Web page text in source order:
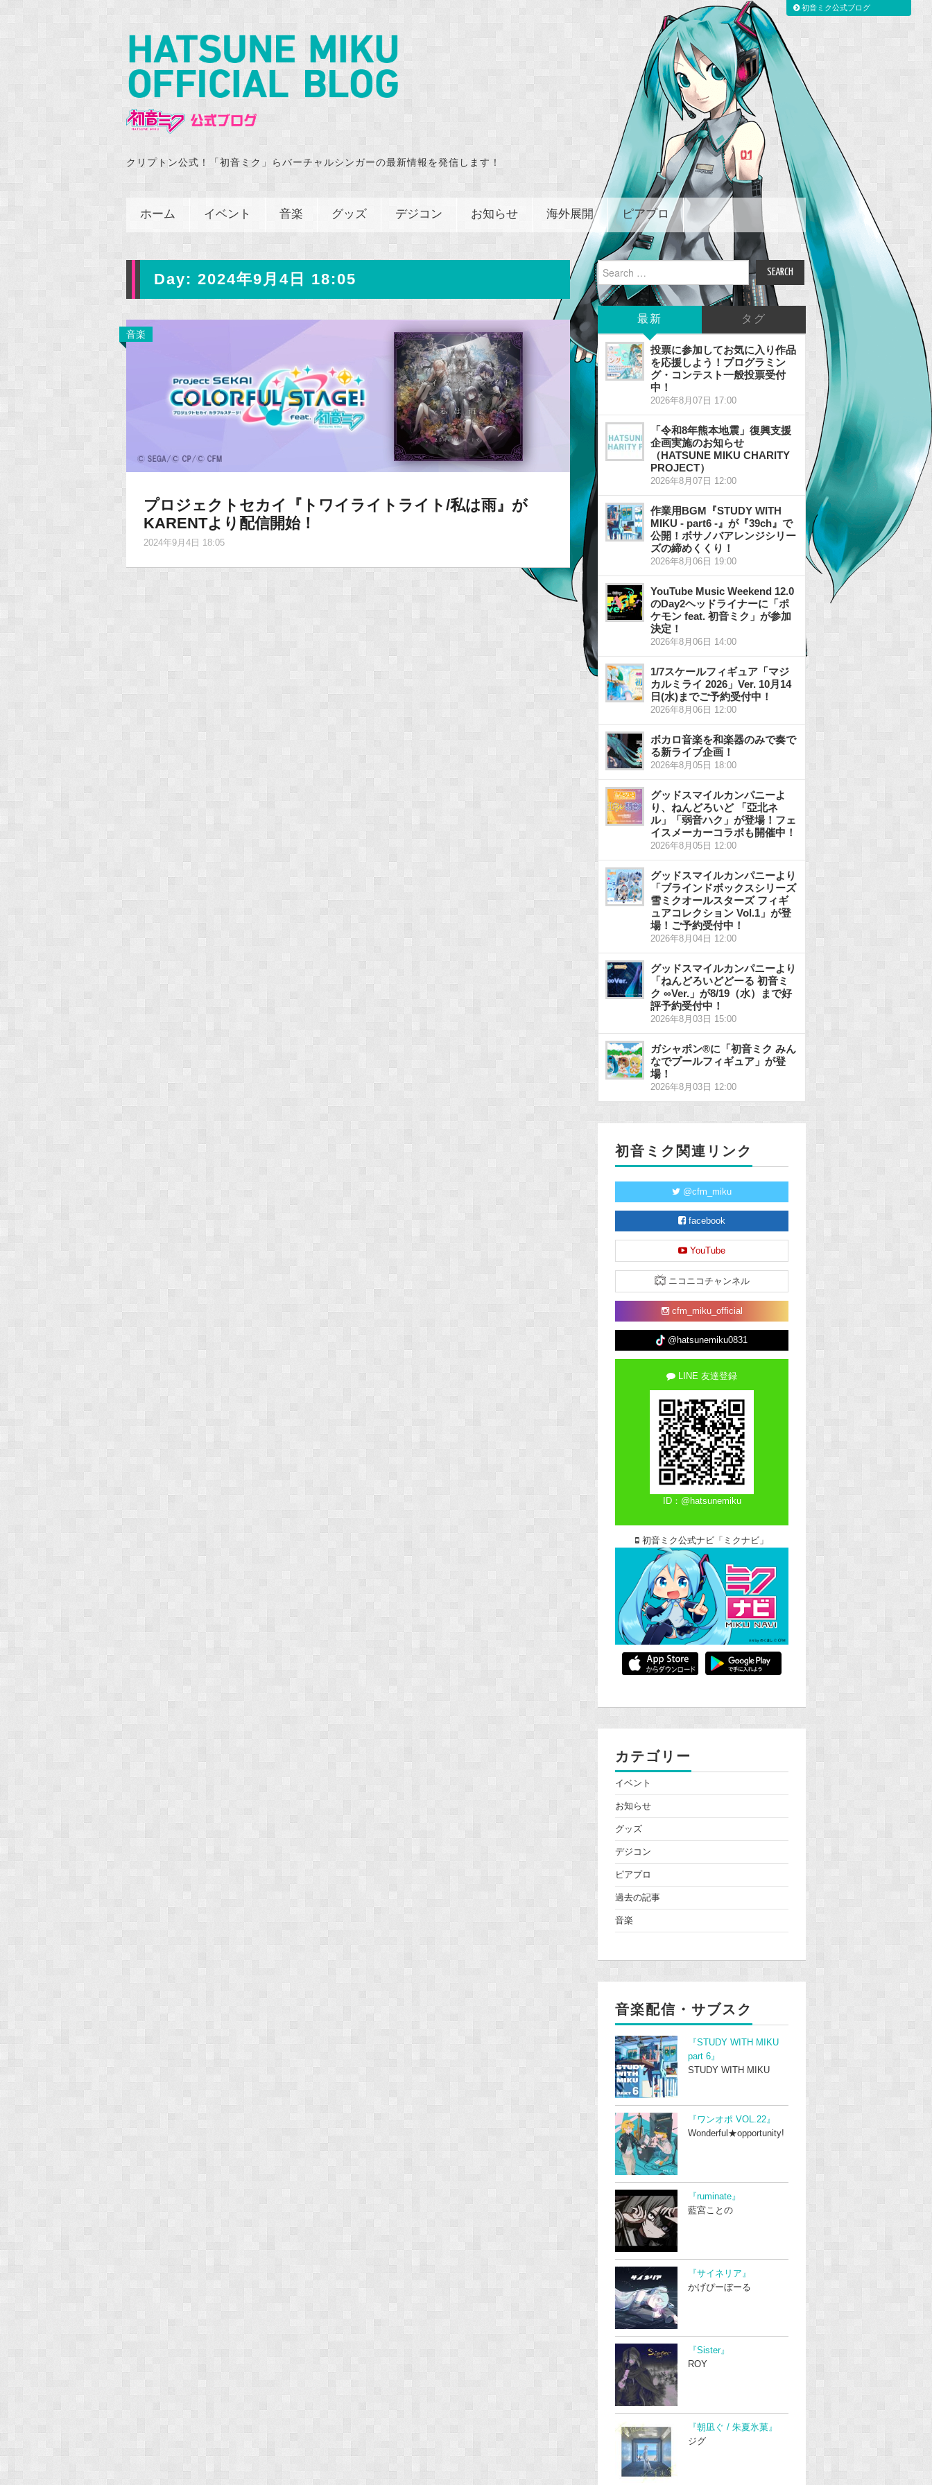
クリプトン公式！「初音ミク」らバーチャルシンガーの最新情報を発信します！
ホーム イベント 音楽 グッズ デジコン お知らせ 海外展開 ピアプロ
Day: 2024年9月4日 18:05
音楽
プロジェクトセカイ『トワイライトライト/私は雨』が
KARENTより配信開始！
2024年9月4日 18:05
Search
for:
最新 タグ
投票に参加してお気に入り作品
を応援しよう！プログラミン
グ・コンテスト一般投票受付
中！
2026年8月07日 17:00
「令和8年熊本地震」復興支援
企画実施のお知らせ
（HATSUNE MIKU CHARITY
PROJECT）
2026年8月07日 12:00
作業用BGM『STUDY WITH
MIKU - part6 -』が『39ch』で
公開！ボサノバアレンジシリー
ズの締めくくり！
2026年8月06日 19:00
YouTube Music Weekend 12.0
のDay2ヘッドライナーに「ポ
ケモン feat. 初音ミク」が参加
決定！
2026年8月06日 14:00
1/7スケールフィギュア「マジ
カルミライ 2026」Ver. 10月14
日(水)までご予約受付中！
2026年8月06日 12:00
ボカロ音楽を和楽器のみで奏で
る新ライブ企画！
2026年8月05日 18:00
グッドスマイルカンパニーよ
り、ねんどろいど 「亞北ネ
ル」「弱音ハク」が登場！フェ
イスメーカーコラボも開催中！
2026年8月05日 12:00
グッドスマイルカンパニーより
「ブラインドボックスシリーズ
雪ミクオールスターズ フィギ
ュアコレクション Vol.1」が登
場！ご予約受付中！
2026年8月04日 12:00
グッドスマイルカンパニーより
「ねんどろいどどーる 初音ミ
ク ∞Ver.」が8/19（水）まで好
評予約受付中！
2026年8月03日 15:00
ガシャポン®に「初音ミク みん
なでプールフィギュア」が登
場！
2026年8月03日 12:00
初音ミク関連リンク
@cfm_miku
facebook
YouTube
ニコニコチャンネル
cfm_miku_official
@hatsunemiku0831
LINE 友達登録
ID：@hatsunemiku
初音ミク公式ナビ「ミクナビ」
カテゴリー
イベント
お知らせ
グッズ
デジコン
ピアプロ
過去の記事
音楽
音楽配信・サブスク
『STUDY WITH MIKU
part 6』
STUDY WITH MIKU
『ワンオポ VOL.22』
Wonderful★opportunity!
『ruminate』
藍宮ことの
『サイネリア』
かげぴーぼーる
『Sister』
ROY
『朝凪ぐ / 朱夏氷菓』
ジグ
初音ミク公式ブログ